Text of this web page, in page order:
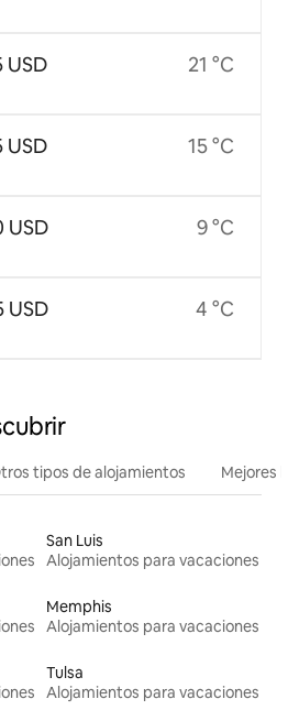
USD
USD
USD
USD
21 °C
15 °C
9 °C
4 °C
tipos de alojamientos Mejores
San Luis
Alojamientos para vacaciones
Memphis
Alojamientos para vacaciones
Tulsa
Alojamientos para vacaciones